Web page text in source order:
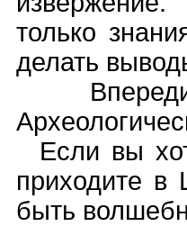
только
делать
Впереди
Если вы
приходите в
быть